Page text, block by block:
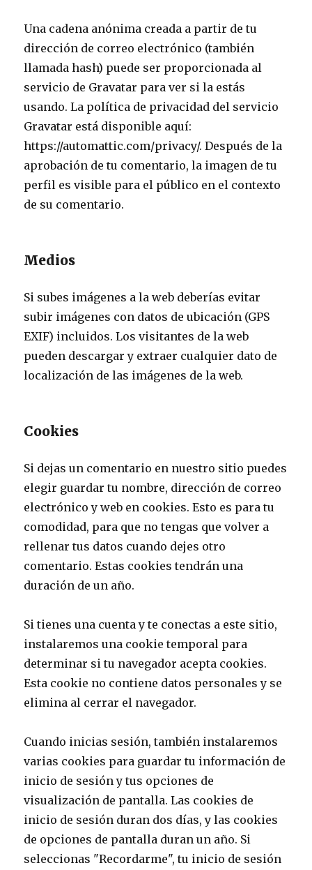
Una cadena anónima creada a partir de tu
dirección de correo electrónico (también
llamada hash) puede ser proporcionada al
servicio de Gravatar para ver si la estás
usando. La política de privacidad del servicio
Gravatar está disponible aquí:
https://automattic.com/privacy/. Después de la
aprobación de tu comentario, la imagen de tu
perfil es visible para el público en el contexto
de su comentario.
Medios
Si subes imágenes a la web deberías evitar
subir imágenes con datos de ubicación (GPS
EXIF) incluidos. Los visitantes de la web
pueden descargar y extraer cualquier dato de
localización de las imágenes de la web.
Cookies
Si dejas un comentario en nuestro sitio puedes
elegir guardar tu nombre, dirección de correo
electrónico y web en cookies. Esto es para tu
comodidad, para que no tengas que volver a
rellenar tus datos cuando dejes otro
comentario. Estas cookies tendrán una
duración de un año.
Si tienes una cuenta y te conectas a este sitio,
instalaremos una cookie temporal para
determinar si tu navegador acepta cookies.
Esta cookie no contiene datos personales y se
elimina al cerrar el navegador.
Cuando inicias sesión, también instalaremos
varias cookies para guardar tu información de
inicio de sesión y tus opciones de
visualización de pantalla. Las cookies de
inicio de sesión duran dos días, y las cookies
de opciones de pantalla duran un año. Si
seleccionas "Recordarme", tu inicio de sesión